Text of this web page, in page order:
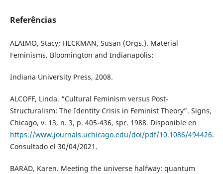
Referências
ALAIMO, Stacy; HECKMAN, Susan (Orgs.). Material
Feminisms. Bloomington and Indianapolis:
Indiana University Press, 2008.
ALCOFF, Linda. “Cultural Feminism versus Post-
Structuralism: The Identity Crisis in Feminist Theory”. Signs,
Chicago, v. 13, n. 3, p. 405-436, spr. 1988. Disponible en
https://www.journals.uchicago.edu/doi/pdf/10.1086/494426.
Consultado el 30/04/2021.
BARAD, Karen. Meeting the universe halfway: quantum